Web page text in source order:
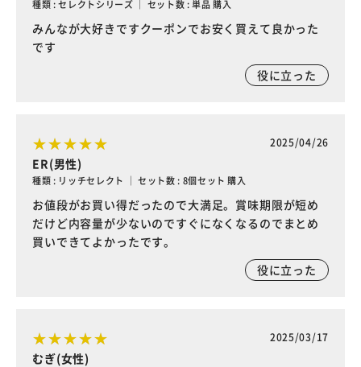
種類 : セレクトシリーズ ｜ セット数 : 単品 購入
みんなが大好きですクーポンでお安く買えて良かった
です
役に立った
2025/04/26
ER(男性)
種類 : リッチセレクト ｜ セット数 : 8個セット 購入
お値段がお買い得だったので大満足。賞味期限が短め
だけど内容量が少ないのですぐになくなるのでまとめ
買いできてよかったです。
役に立った
2025/03/17
むぎ(女性)